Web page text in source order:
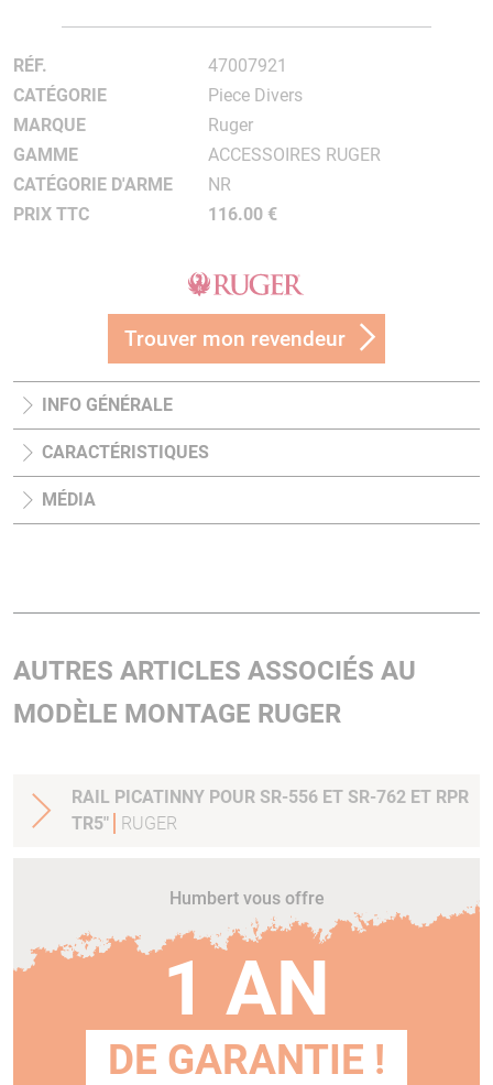
RÉF.
47007921
CATÉGORIE
Piece Divers
MARQUE
Ruger
GAMME
ACCESSOIRES RUGER
CATÉGORIE D'ARME
NR
PRIX TTC
116.00 €
Trouver mon revendeur
INFO GÉNÉRALE
CARACTÉRISTIQUES
MÉDIA
AUTRES ARTICLES ASSOCIÉS AU
MODÈLE MONTAGE RUGER
RAIL PICATINNY POUR SR-556 ET SR-762 ET RPR
TR5"
RUGER
Humbert vous offre
1 AN
DE GARANTIE !